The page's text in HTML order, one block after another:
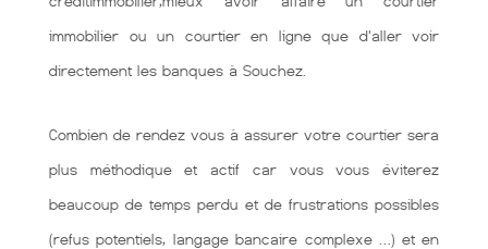
immobilier ou un courtier en ligne que d'aller voir
directement les banques à Souchez.
Combien de rendez vous à assurer votre courtier sera
plus méthodique et actif car vous vous éviterez
beaucoup de temps perdu et de frustrations possibles
(refus potentiels, langage bancaire complexe …) et en